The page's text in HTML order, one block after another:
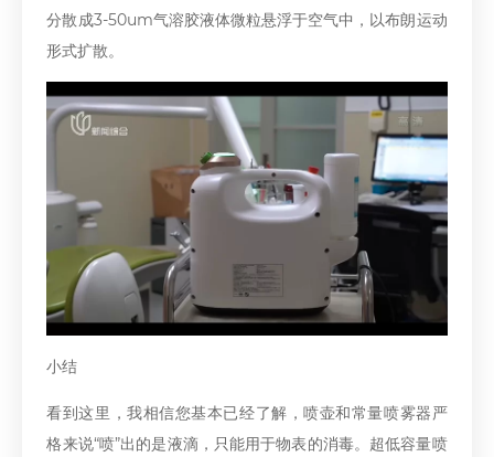
分散成3-50um气溶胶液体微粒悬浮于空气中，以布朗运动
形式扩散。
小结
看到这里，我相信您基本已经了解，喷壶和常量喷雾器严
格来说“喷”出的是液滴，只能用于物表的消毒。超低容量喷